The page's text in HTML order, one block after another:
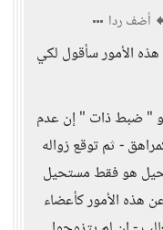
أضف ردا
الأمور سأقول لكي
" ضبط ذات " إن عدم
- ثم توقع زواله
هو فقط مستحيل
هذه الأمور كأعضاء